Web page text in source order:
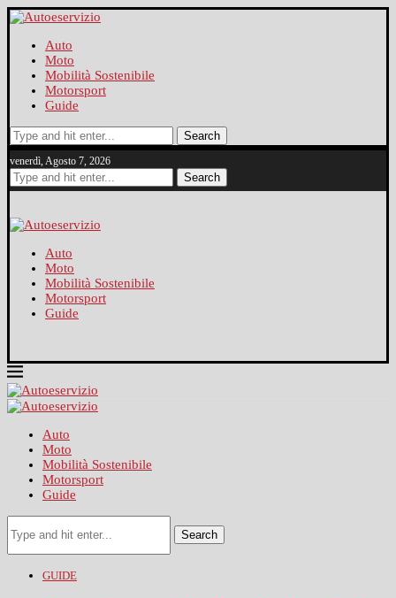
Auto
Moto
Mobilità Sostenibile
Motorsport
Guide
Search
venerdì, Agosto 7, 2026
Search
Auto
Moto
Mobilità Sostenibile
Motorsport
Guide
Auto
Moto
Mobilità Sostenibile
Motorsport
Guide
Search
GUIDE